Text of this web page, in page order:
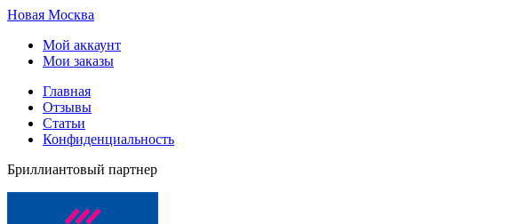
Новая Москва
Мой аккаунт
Мои заказы
Главная
Отзывы
Статьи
Конфиденциальность
Бриллиантовый партнер